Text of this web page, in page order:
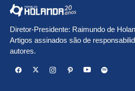
Diretor-Presidente: Raimundo de
Artigos assinados são de
autores.